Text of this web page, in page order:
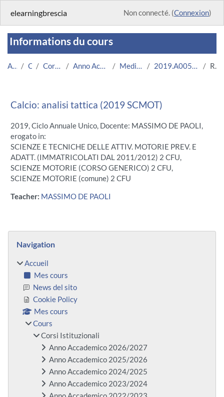
elearningbrescia Non connecté. (Connexion)
Informations du cours
Accueil Cours Corsi Istituzionali Anno Accademico 2019/2020 Medicina e Chirurgia 2019.A005008.08636-09.N0.18203 Résumé
Calcio: analisi tattica (2019 SCMOT)
2019, Ciclo Annuale Unico, Docente: MASSIMO DE PAOLI,
erogato in:
SCIENZE E TECNICHE DELLE ATTIV. MOTORIE PREV. E
ADATT. (IMMATRICOLATI DAL 2011/2012) 2 CFU,
SCIENZE MOTORIE (CORSO GENERICO) 2 CFU,
SCIENZE MOTORIE (comune) 2 CFU
Teacher: MASSIMO DE PAOLI
Blocs
Navigation
Accueil
Mes cours
News del sito
Cookie Policy
Mes cours
Cours
Corsi Istituzionali
Anno Accademico 2026/2027
Anno Accademico 2025/2026
Anno Accademico 2024/2025
Anno Accademico 2023/2024